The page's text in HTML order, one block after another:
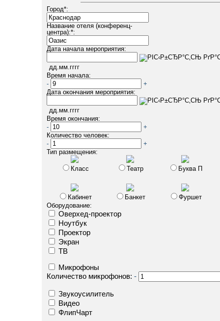
Город*:
Название отеля (конференц-
центра):*:
Дата начала мероприятия:
дд.мм.гггг
Время начала:
-
+
Дата окончания мероприятия:
дд.мм.гггг
Время окончания:
-
+
Количество человек:
-
+
Тип размещения:
Класс Театр Буква П
Кабинет Банкет
Фуршет
Оборудование:
Оверхед-проектор
Ноутбук
Проектор
Экран
ТВ
Микрофоны
Количество микрофонов: -
Звукоусилитель
Видео
ФлипЧарт